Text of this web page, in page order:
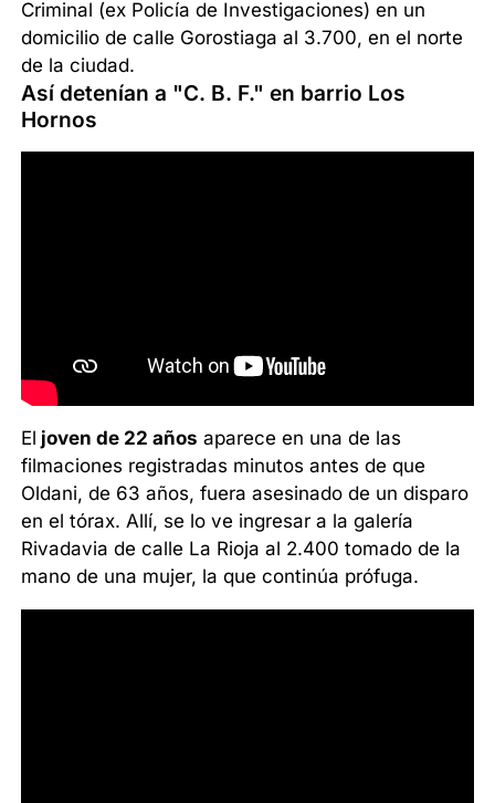
Criminal (ex Policía de Investigaciones) en un
domicilio de calle Gorostiaga al 3.700, en el norte
de la ciudad.
Así detenían a "C. B. F." en barrio Los
Hornos
El joven de 22 años aparece en una de las
filmaciones registradas minutos antes de que
Oldani, de 63 años, fuera asesinado de un disparo
en el tórax. Allí, se lo ve ingresar a la galería
Rivadavia de calle La Rioja al 2.400 tomado de la
mano de una mujer, la que continúa prófuga.